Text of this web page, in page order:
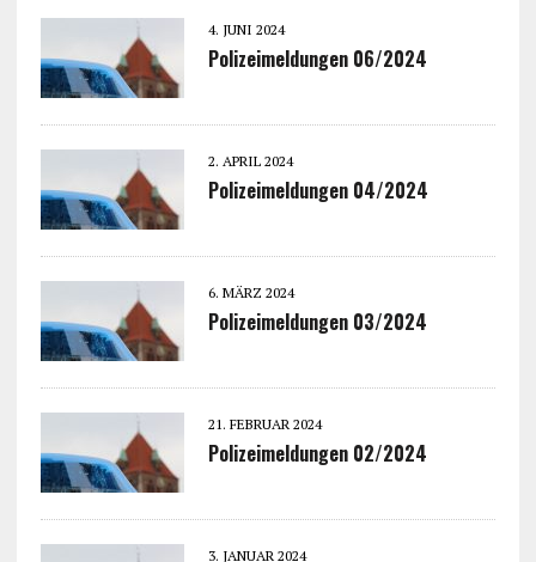
4. JUNI 2024
Polizeimeldungen 06/2024
2. APRIL 2024
Polizeimeldungen 04/2024
6. MÄRZ 2024
Polizeimeldungen 03/2024
21. FEBRUAR 2024
Polizeimeldungen 02/2024
3. JANUAR 2024